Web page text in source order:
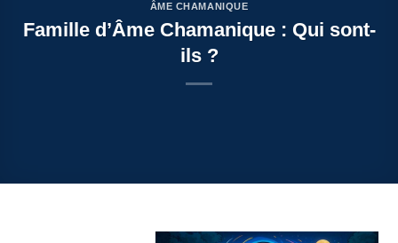
ÂME CHAMANIQUE
Famille d’Âme Chamanique : Qui sont-
ils ?